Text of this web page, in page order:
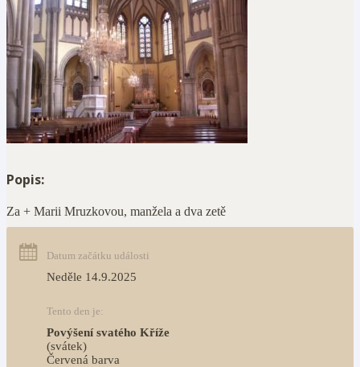
Popis:
Za + Marii Mruzkovou, manžela a dva zetě
Datum začátku události
Neděle 14.9.2025
Tento den je:
Povýšení svatého Kříže
(svátek)
Červená barva